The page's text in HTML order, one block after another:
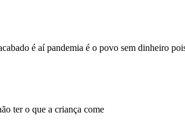
é aí pandemia é o povo sem dinheiro
ter o que a criança come